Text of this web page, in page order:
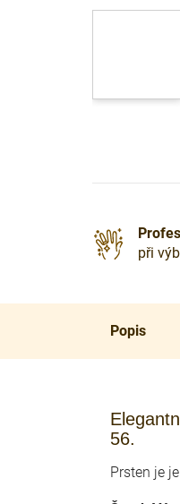
při
Popis
56.
Prsten je